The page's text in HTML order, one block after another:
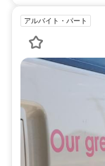
アルバイト・パート